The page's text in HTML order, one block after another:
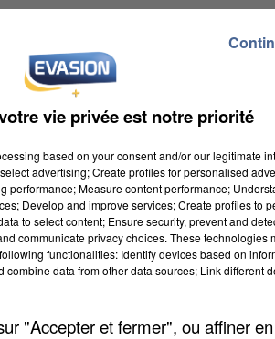
vie privée est notre priorité
based on your consent and/or our legitimate
advertising; Create profiles for personalised
performance; Measure content performance;
Develop and improve services; Create profiles to
to select content; Ensure security, prevent and
communicate privacy choices. These technologies
functionalities: Identify devices based on
data from other data sources; Link different
"Accepter et fermer", ou affiner